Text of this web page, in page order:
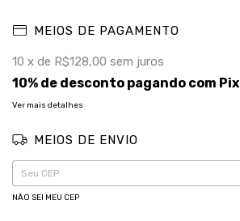
MEIOS DE PAGAMENTO
10 x de R$128,00 sem juros
10% de desconto pagando com Pix
Ver mais detalhes
MEIOS DE ENVIO
NÃO SEI MEU CEP